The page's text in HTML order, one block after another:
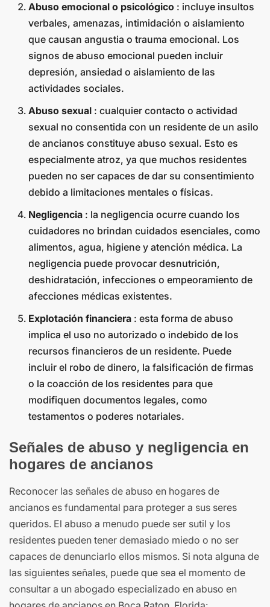
Abuso emocional o psicológico : incluye insultos
verbales, amenazas, intimidación o aislamiento
que causan angustia o trauma emocional. Los
signos de abuso emocional pueden incluir
depresión, ansiedad o aislamiento de las
actividades sociales.
Abuso sexual : cualquier contacto o actividad
sexual no consentida con un residente de un asilo
de ancianos constituye abuso sexual. Esto es
especialmente atroz, ya que muchos residentes
pueden no ser capaces de dar su consentimiento
debido a limitaciones mentales o físicas.
Negligencia : la negligencia ocurre cuando los
cuidadores no brindan cuidados esenciales, como
alimentos, agua, higiene y atención médica. La
negligencia puede provocar desnutrición,
deshidratación, infecciones o empeoramiento de
afecciones médicas existentes.
Explotación financiera : esta forma de abuso
implica el uso no autorizado o indebido de los
recursos financieros de un residente. Puede
incluir el robo de dinero, la falsificación de firmas
o la coacción de los residentes para que
modifiquen documentos legales, como
testamentos o poderes notariales.
Señales de abuso y negligencia en
hogares de ancianos
Reconocer las señales de abuso en hogares de
ancianos es fundamental para proteger a sus seres
queridos. El abuso a menudo puede ser sutil y los
residentes pueden tener demasiado miedo o no ser
capaces de denunciarlo ellos mismos. Si nota alguna de
las siguientes señales, puede que sea el momento de
consultar a un abogado especializado en abuso en